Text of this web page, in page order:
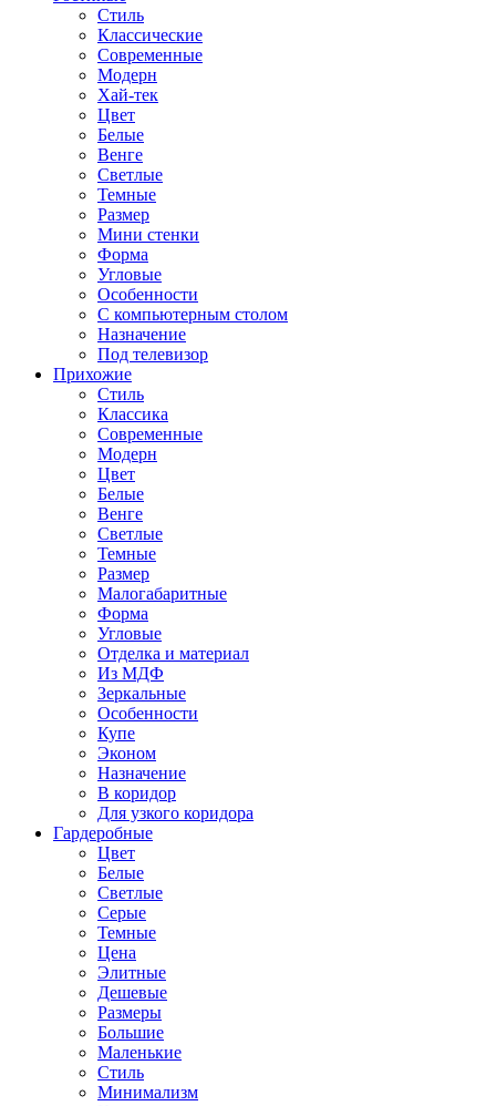
Стиль
Классические
Современные
Модерн
Хай-тек
Цвет
Белые
Венге
Светлые
Темные
Размер
Мини стенки
Форма
Угловые
Особенности
С компьютерным столом
Назначение
Под телевизор
Прихожие
Стиль
Классика
Современные
Модерн
Цвет
Белые
Венге
Светлые
Темные
Размер
Малогабаритные
Форма
Угловые
Отделка и материал
Из МДФ
Зеркальные
Особенности
Купе
Эконом
Назначение
В коридор
Для узкого коридора
Гардеробные
Цвет
Белые
Светлые
Серые
Темные
Цена
Элитные
Дешевые
Размеры
Большие
Маленькие
Стиль
Минимализм